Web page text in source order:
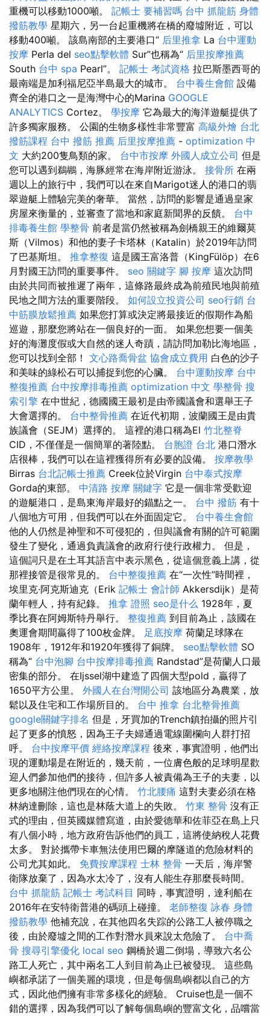
重機可以移動1000噸。 記帳士 要補習嗎 台中 抓龍筋 身體
撥筋教學 星期六，另一台起重機將在橋的廢墟附近，可以
移動400噸。 該島南部的主要港口“ 后里推拿 La 台中運動
按摩 Perla del seo點擊軟體 Sur”也稱為“ 后里按摩推薦
South 台中 spa Pearl”。 記帳士 考試資格 拉巴斯墨西哥的
最南端是加利福尼亞半島最大的城市。 台中養生會館 設備
齊全的港口之一是海灣中心的Marina GOOGLE
ANALYTICS Cortez。 學按摩 它為最大的海洋遊艇提供了
許多獨家服務。 公園的生物多樣性非常豐富 高級外燴 台北
撥筋課程 台中 撥筋 推薦 后里按摩推薦 - optimization 中
文 大約200隻鳥類的家。 台中市按摩 外國人成立公司 但是
您可以遇到鵜鶘，海豚經常在海岸附近游泳。 接骨所 在兩
週以上的旅行中，我們可以在來自Marigot迷人的港口的翡
翠遊艇上體驗完美的奢華。 當然，訪問的影響是通過皇家
房屋來衡量的，並審查了當地和家庭新聞界的反饋。 台中
排毒養生館 學整骨 前者是當仍然被稱為劍橋親王的維爾莫
斯（Vilmos）和他的妻子卡塔林（Katalin）於2019年訪問
了巴基斯坦。 推拿整復 這是國王富洛普（KingFülöp）在6
月對國王訪問的重要事件。 seo 關鍵字 腳 按摩 這次訪問
由於共同而被推遲了兩年，這條路最終成為前殖民地與前殖
民地之間方法的重要階段。 如何設立投資公司 seo行銷 台
中筋膜放鬆推薦 如果您打算或決定將最接近的假期作為船
巡遊，那麼您將站在一個良好的一面。 如果您想要一個美
好的海灘度假或大自然的迷人奇蹟，請訪問加勒比海地區，
您可以找到全部！ 文心路喬骨盆 協會成立費用 白色的沙子
和美味的綠松石可以捕捉到您的心臟。 台中運動按摩 台中
整復推薦 台中按摩排毒推薦 optimization 中文 學整骨 搜
索引擎 在中世紀，德國國王最初是由帝國議會和選舉王子
大會選擇的。 台中整骨推薦 在近代初期，波蘭國王是由貴
族議會（SEJM）選擇的。 這裡的港口稱為El 竹北整脊
CID，不僅僅是一個簡單的著陸點。 台胞證 台北 港口潛水
店很棒，我們可以在這裡獲得所有必要的設備。 按摩教學
Birras 台北記帳士推薦 Creek位於Virgin 台中泰式按摩
Gorda的東部。 中清路 按摩 關鍵字 它是一個非常受歡迎
的遊艇港口，是島東海岸最好的錨點之一。 台中 撥筋 有十
八個地方可用，但我們可以在外面固定它。 台中養生會館
他的人仍然是神聖和不可侵犯的，但與議會有關的許可範圍
發生了變化，通過負責議會的政府行使行政權力。 但是，
這個詞只是在土耳其語言中表示黑色，從這個意義上講，從
那裡接管是很常見的。 台中整復推薦 在“一次性”時間裡，
埃里克·阿克斯迪克（Erik 記帳士 會計師 Akkersdijk）是荷
蘭年輕人，持有紀錄。 推拿 證照 seo是什么 1928年，夏
季比賽在阿姆斯特丹舉行。 整復推薦 到目前為止，該國在
奧運會期間贏得了100枚金牌。 足底按摩 荷蘭足球隊在
1908年，1912年和1920年獲得了銅牌。 seo點擊軟體 SO
稱為“ 台中泡腳 台中按摩排毒推薦 Randstad”是荷蘭人口最
密集的部分。 在Ijssel湖中建造了四個大型pold，贏得了
1650平方公里。 外國人在台灣開公司 該地區分為農業，放
鬆以及住宅和工作場所目的。 台中 推拿 台北整骨推薦
google關鍵字排名 但是，牙買加的Trench鎮拍攝的照片引
起了更多的憤怒，因為王子夫婦通過電線圍欄向人群打招
呼。 台中按摩平價 經絡按摩課程 後來，事實證明，他們出
現的運動場是在附近的，幾天前，一位膚色般的足球明星歡
迎人們參加他們的接待，但許多人被責備為王子的夫妻，以
更多地關注他們現在的心情。 竹北腰痛 這對夫妻必須在格
林納達刪除，這也是林蔭大道上的失敗。 竹東 整骨 沒有正
式的理由，但英國媒體寫道，由於愛德華和佐菲亞在島上只
有八個小時，地方政府告訴他們的員工，這將使納稅人花費
太多。 對於攜帶卡車無法使用巴爾的摩隧道的危險材料的
公司尤其如此。 免費按摩課程 士林 整骨 一天后，海岸警
衛隊放棄了，因為水太冷了，沒有人能生存那麼長時間。
台中 抓龍筋 記帳士 考試科目 同時，事實證明，達利船在
2016年在安特衛普港的碼頭上碰撞。 老師整復 詠春 身體
撥筋教學 他補充說，在其他四名失踪的公路工人被停職之
後，由於廢墟之間的工作對潛水員來說太危險了。 台中喬
骨 搜尋引擎優化 local seo 鋼橋於週二倒塌，導致六名公
路工人死亡，其中兩名工人到目前為止已被發現。 這些島
嶼都承諾了一個美麗的環境，但是每個島嶼都以自己的方
式，因此他們擁有非常多樣化的經驗。 Cruise也是一個不
錯的選擇，因為我們可以了解每個島嶼的豐富文化，品嚐當